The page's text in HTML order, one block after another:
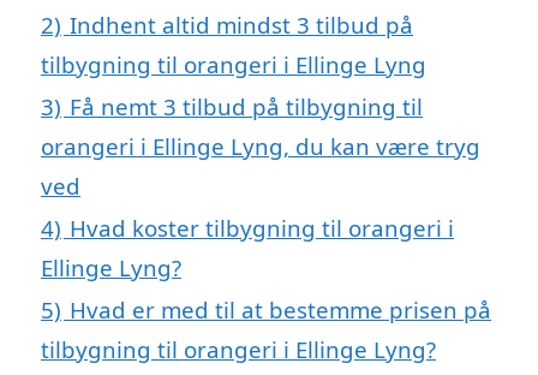
2) Indhent altid mindst 3 tilbud på
tilbygning til orangeri i Ellinge Lyng
3) Få nemt 3 tilbud på tilbygning til
orangeri i Ellinge Lyng, du kan være tryg
ved
4) Hvad koster tilbygning til orangeri i
Ellinge Lyng?
5) Hvad er med til at bestemme prisen på
tilbygning til orangeri i Ellinge Lyng?